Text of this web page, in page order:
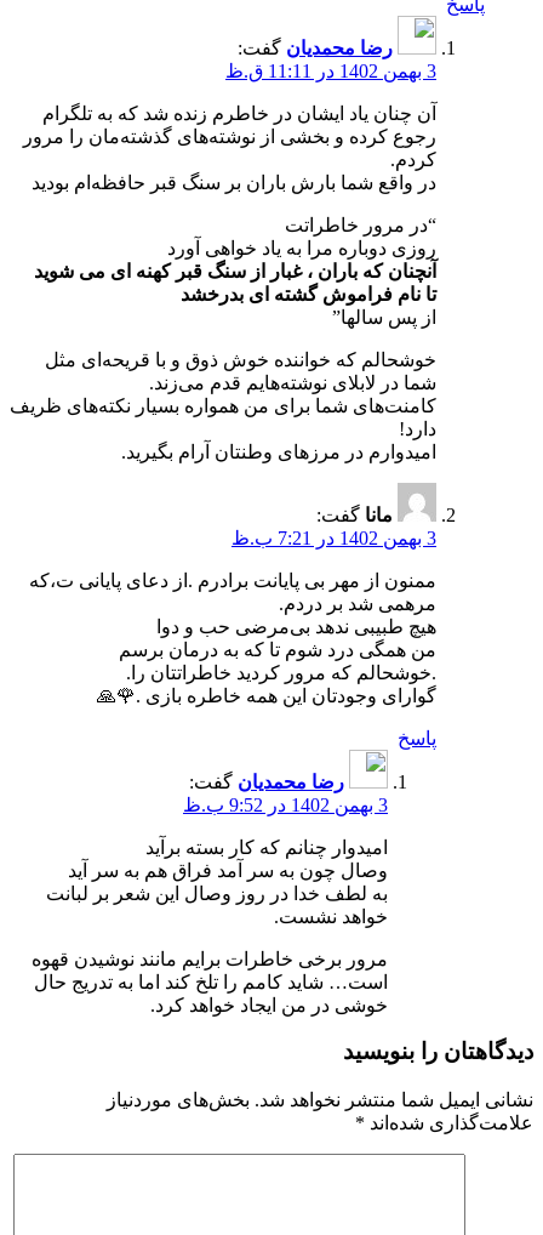
رضا محمدیان گفت:
3 بهمن 1402 در 11:11 ق.ظ
آن چنان یاد ایشان در خاطرم زنده شد که به تلگرام
رجوع کرده و بخشی از نوشته‌های گذشته‌مان را مرور
کردم.
در واقع شما بارش باران بر سنگ قبر حافظه‌ام بودید
“در مرور خاطراتت
روزی دوباره مرا به یاد خواهی آورد
آنچنان كه باران ، غبار از سنگ قبر كهنه ای می شوید
تا نام فراموش گشته ای بدرخشد
از پس سالها”
خوشحالم که خواننده خوش ذوق و با قریحه‌ای مثل
شما در لابلای نوشته‌هایم قدم می‌زند.
کامنت‌های شما برای من همواره بسیار نکته‌های ظریف
دارد!
امیدوارم در مرزهای وطنتان آرام بگیرید.
مانا گفت:
3 بهمن 1402 در 7:21 ب.ظ
ممنون از مهر بی پایانت برادرم .از دعای پایانی ت،که
مرهمی شد بر دردم.
هیچ طبیبی ندهد بی‌مرضی حب و دوا
من همگی درد شوم تا که به درمان برسم
.خوشحالم که مرور کردید خاطراتتان را.
گوارای وجودتان این همه خاطره بازی .🌹🙏
پاسخ
رضا محمدیان گفت:
3 بهمن 1402 در 9:52 ب.ظ
امیدوار چنانم که کار بسته برآید
وصال چون به سر آمد فراق هم به سر آید
به لطف خدا در روز وصال این شعر بر لبانت
خواهد نشست.
مرور برخی خاطرات برایم مانند نوشیدن قهوه
است… شاید کامم را تلخ کند اما به تدریج حال
خوشی در من ایجاد خواهد کرد.
دیدگاهتان را بنویسید
نشانی ایمیل شما منتشر نخواهد شد. بخش‌های موردنیاز
علامت‌گذاری شده‌اند *